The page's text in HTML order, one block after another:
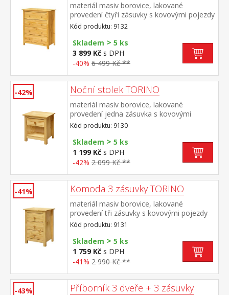
materiál masiv borovice, lakované
provedení čtyři zásuvky s kovovými pojezdy
Kód produktu: 9132
Skladem > 5 ks
3 899 Kč s DPH
-40% 6 499 Kč **
-42% Noční stolek TORINO
materiál masiv borovice, lakované
provedení jedna zásuvka s kovovými
pojezdy
Kód produktu: 9130
Skladem > 5 ks
1 199 Kč s DPH
-42% 2 099 Kč **
-41% Komoda 3 zásuvky TORINO
materiál masiv borovice, lakované
provedení tři zásuvky s kovovými pojezdy
Kód produktu: 9131
Skladem > 5 ks
1 759 Kč s DPH
-41% 2 990 Kč **
-43%
Příborník 3 dveře + 3 zásuvky